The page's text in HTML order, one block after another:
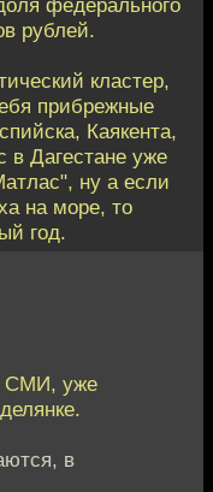
федерального
рублей.
кластер,
прибрежные
Каякента,
в Дагестане уже
ну а если
на море, то
год.
СМИ, уже
в